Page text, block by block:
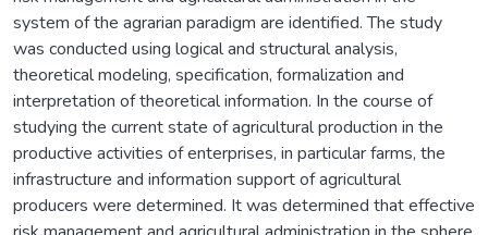
system of the agrarian paradigm are identified. The study
was conducted using logical and structural analysis,
theoretical modeling, specification, formalization and
interpretation of theoretical information. In the course of
studying the current state of agricultural production in the
productive activities of enterprises, in particular farms, the
infrastructure and information support of agricultural
producers were determined. It was determined that effective